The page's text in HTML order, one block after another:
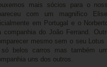
mais sócios para o
com um magnifico
em Portugal e o
companhia do João Ferrand.
mesmo sem o seu
belos carros mas também
uns dos outros.